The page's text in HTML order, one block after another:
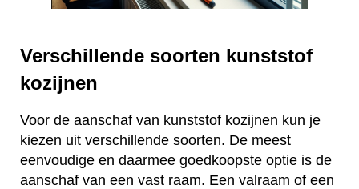
Verschillende soorten kunststof
kozijnen
Voor de aanschaf van kunststof kozijnen kun je
kiezen uit verschillende soorten. De meest
eenvoudige en daarmee goedkoopste optie is de
aanschaf van een vast raam. Een valraam of een